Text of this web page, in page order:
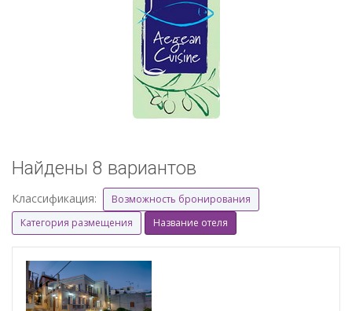
Найдены 8 вариантов
Классификация:
Возможность бронирования
Категория размещения
Название отеля